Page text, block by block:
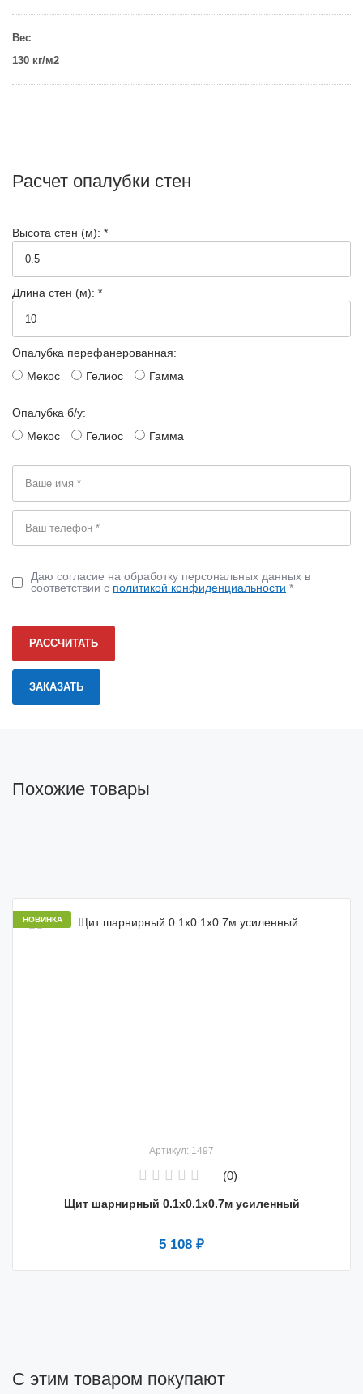
Вес
130 кг/м2
Расчет опалубки стен
Высота стен (м): *
Длина стен (м): *
Опалубка перефанерованная:
Мекос
Гелиос Гамма
Опалубка б/у:
Мекос
Гелиос Гамма
Даю согласие на обработку персональных данных в
соответствии с политикой конфиденциальности *
РАССЧИТАТЬ
Похожие товары
НОВИНКА
Артикул: 1497
(0)
Щит шарнирный 0.1х0.1х0.7м усиленный
5 108 ₽
С этим товаром покупают